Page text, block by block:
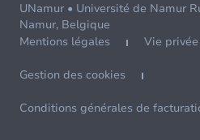
UNamur • Université de Namur
Namur, Belgique
Mentions légales
Vie privée
Gestion des cookies
Conditions générales de